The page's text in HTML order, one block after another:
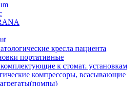
кресла пациента
портативные
к стомат. установкам
компрессоры, всасывающие